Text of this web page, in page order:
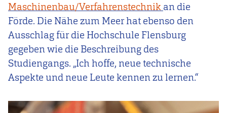
Maschinenbau/Verfahrenstechnik an die
Förde. Die Nähe zum Meer hat ebenso den
Ausschlag für die Hochschule Flensburg
gegeben wie die Beschreibung des
Studiengangs. „Ich hoffe, neue technische
Aspekte und neue Leute kennen zu lernen.“